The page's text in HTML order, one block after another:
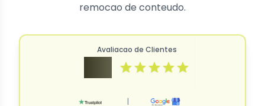
remocao de conteudo.
Avaliacao de Clientes
|